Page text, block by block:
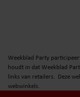
Weekblad Party
houdt in dat Weekblad
links van retailers. Deze
webwinkels.